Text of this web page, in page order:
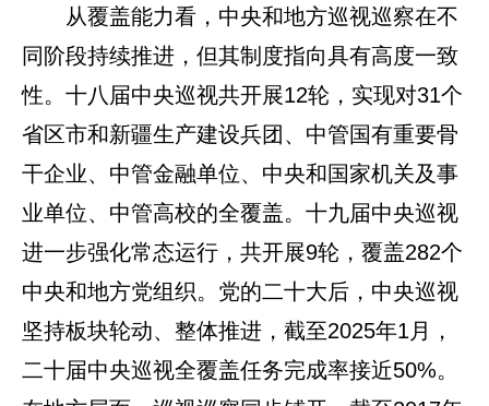
从覆盖能力看，中央和地方巡视巡察在不
同阶段持续推进，但其制度指向具有高度一致
性。十八届中央巡视共开展12轮，实现对31个
省区市和新疆生产建设兵团、中管国有重要骨
干企业、中管金融单位、中央和国家机关及事
业单位、中管高校的全覆盖。十九届中央巡视
进一步强化常态运行，共开展9轮，覆盖282个
中央和地方党组织。党的二十大后，中央巡视
坚持板块轮动、整体推进，截至2025年1月，
二十届中央巡视全覆盖任务完成率接近50%。